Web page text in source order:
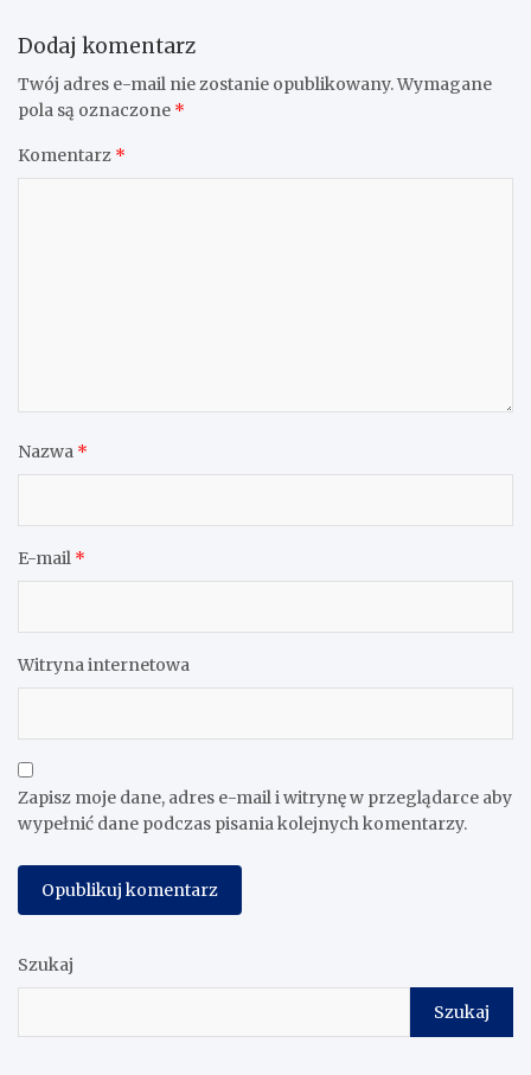
Dodaj komentarz
Twój adres e-mail nie zostanie opublikowany.Wymagane
pola są oznaczone *
Komentarz *
Nazwa *
E-mail *
Witryna internetowa
Zapisz moje dane, adres e-mail i witrynę w przeglądarce aby
wypełnić dane podczas pisania kolejnych komentarzy.
Szukaj
Szukaj